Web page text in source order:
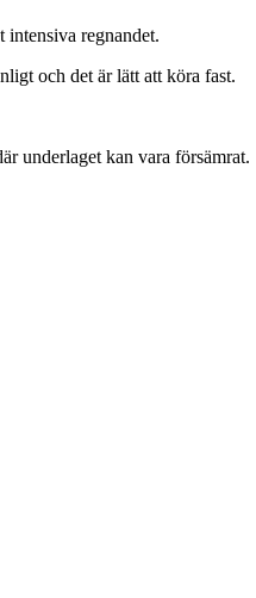
regnandet.
och det är lätt att köra fast.
underlaget kan vara försämrat.